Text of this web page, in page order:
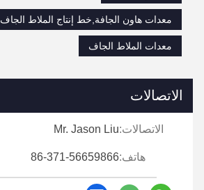
معدات هاون الجافة,خط إنتاج الملاط الجاف
معدات الملاط الجاف
الاتصالات
الاتصالات:Mr. Jason Liu
هاتف:86-371-56659866